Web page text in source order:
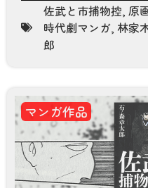
佐武と市捕物控, 原
時代劇マンガ, 林家
郎
マンガ作品